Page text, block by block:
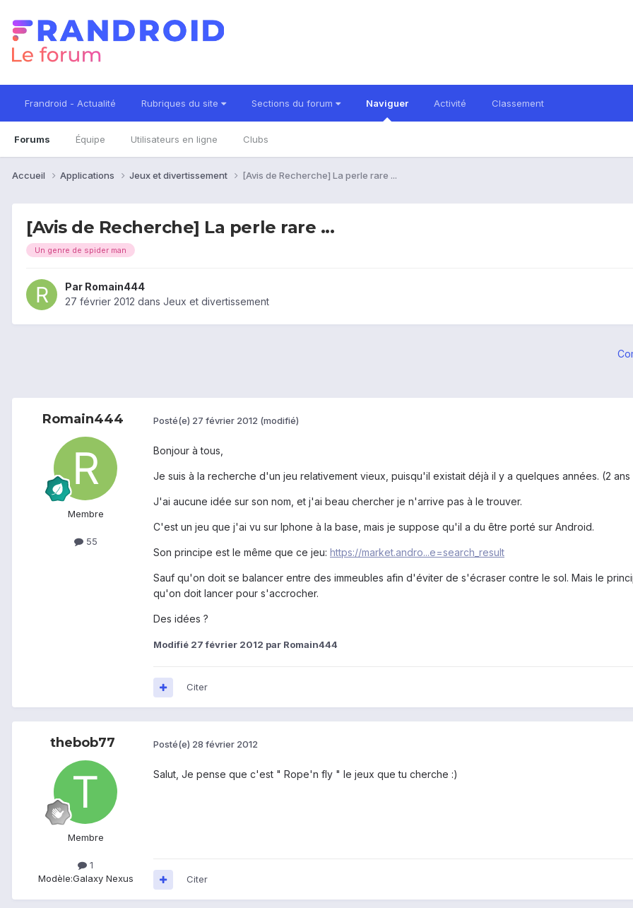
Frandroid - Actualité Rubriques du site Sections du forum Naviguer
Forums Équipe Utilisateurs en ligne Clubs
Activité Classement
Accueil Applications Jeux et divertissement [Avis de Recherche] La perle rare ...
[Avis de Recherche] La perle rare ...
Un genre de spider man
Par Romain444
27 février 2012 dans Jeux et divertissement
Romain444
Membre
55
Posté(e) 27 février 2012 (modifié)
Bonjour à tous,
Je suis à la recherche d'un jeu relativement vieux, puisqu'il existait déjà il y a quelques années. (2 ans
J'ai aucune idée sur son nom, et j'ai beau chercher je n'arrive pas à le trouver.
C'est un jeu que j'ai vu sur Iphone à la base, mais je suppose qu'il a du être porté sur Android.
Son principe est le même que ce jeu: https://market.andro...e=search_result
Sauf qu'on doit se balancer entre des immeubles afin d'éviter de s'écraser contre le sol. Mais le
qu'on doit lancer pour s'accrocher.
Des idées ?
Modifié 27 février 2012 par Romain444
Citer
thebob77
Membre
1
Modèle:Galaxy Nexus
Posté(e) 28 février 2012
Salut, Je pense que c'est " Rope'n fly " le jeux que tu cherche :)
Citer